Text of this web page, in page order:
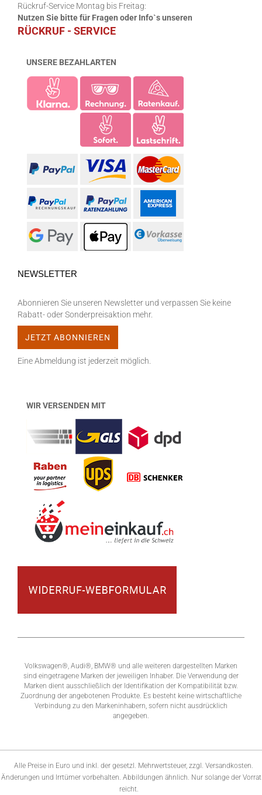
Rückruf-Service Montag bis Freitag:
Nutzen Sie bitte für Fragen oder Info`s unseren
RÜCKRUF - SERVICE
UNSERE BEZAHLARTEN
NEWSLETTER
Abonnieren Sie unseren Newsletter und verpassen Sie keine
Rabatt- oder Sonderpreisaktion mehr.
Eine Abmeldung ist jederzeit möglich.
WIR VERSENDEN MIT
Volkswagen®, Audi®, BMW® und alle weiteren dargestellten Marken
sind eingetragene Marken der jeweiligen Inhaber. Die Verwendung der
Marken dient ausschließlich der Identifikation der Kompatibilität bzw.
Zuordnung der angebotenen Produkte. Es besteht keine wirtschaftliche
Verbindung zu den Markeninhabern, sofern nicht ausdrücklich
angegeben.
Alle Preise in Euro und inkl. der gesetzl. Mehrwertsteuer, zzgl. Versandkosten.
Änderungen und Irrtümer vorbehalten. Abbildungen ähnlich. Nur solange der Vorrat
reicht.